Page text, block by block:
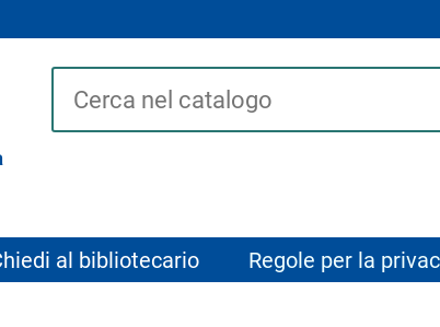
Cerca su "Catalogo"
al bibliotecario Regole per la